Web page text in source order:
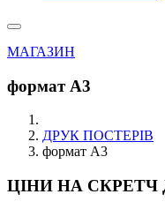
МАГАЗИН
формат А3
ДРУК ПОСТЕРІВ
формат А3
ЦІНИ НА СКРЕТЧ